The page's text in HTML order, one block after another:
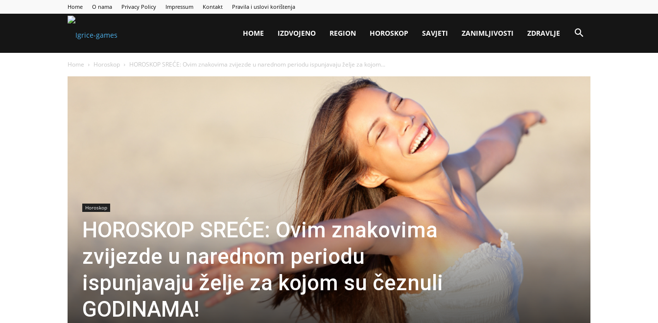
Home O nama Privacy Policy Impressum Kontakt Pravila i uslovi korištenja
HOME IZDVOJENO REGION HOROSKOP SAVJETI ZANIMLJIVOSTI ZDRAVLJE
Home Horoskop HOROSKOP SREĆE: Ovim znakovima zvijezde u narednom periodu ispunjavaju želje za kojom...
Horoskop
HOROSKOP SREĆE: Ovim znakovima
zvijezde u narednom periodu
ispunjavaju želje za kojom su čeznuli
GODINAMA!